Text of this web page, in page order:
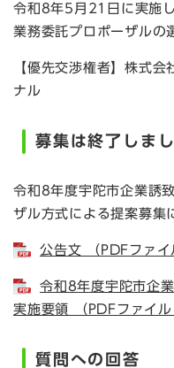
令和8年5月21日に実施
業務委託プロポーザルの
【優先交渉権者】株式
ナル
募集は終了しまし
令和8年度宇陀市企業誘
ザル方式による提案募集
公告文 （PDFファイ
令和8年度宇陀市企
実施要領 （PDFファイ
質問への回答